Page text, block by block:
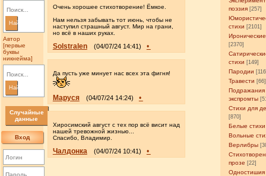
Найти
Автор
[первые
буквы
никнейма]
Найти
Случайные
данные
Вход
поэзия [257]
стихи [2101]
[2370]
стихи [149]
Пародии
Травести [66]
Подражания
экспромты
Стихи для
[870]
Белые стихи
Вольные
Верлибры
прозе [22]
Одностишия
Очень хорошее стихотворение! Ёмкое.
Нам нельзя забывать тот июнь, чтобы не
наступил страшный август. Мир на грани,
но всё в наших руках.
Solstralen (04/07/24 14:41) •
Да пусть уже минует нас всех эта фигня!
Маруся (04/07/24 14:24) •
Хиросимский август с тех пор всё висит над
нашей тревожной жизнью...
Спасибо, Владимир.
Чалдонка (04/07/24 10:41) •